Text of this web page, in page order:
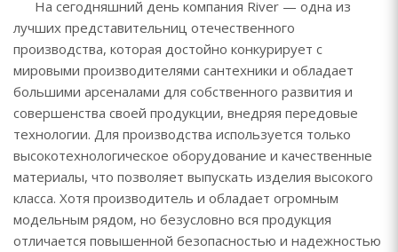
На сегодняшний день компания River — одна из
лучших представительниц отечественного
производства, которая достойно конкурирует с
мировыми производителями сантехники и обладает
большими арсеналами для собственного развития и
совершенства своей продукции, внедряя передовые
технологии. Для производства используется только
высокотехнологическое оборудование и качественные
материалы, что позволяет выпускать изделия высокого
класса. Хотя производитель и обладает огромным
модельным рядом, но безусловно вся продукция
отличается повышенной безопасностью и надежностью